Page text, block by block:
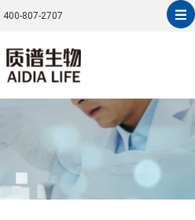
400-807-2707